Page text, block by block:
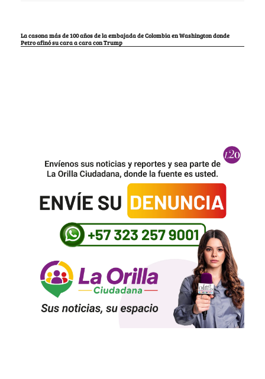
La casona más de 100 años de la embajada de Colombia en Washington donde
Petro afinó su cara a cara con Trump